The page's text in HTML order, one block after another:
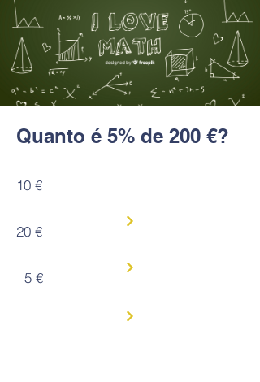
Quanto é 5% de 200 €?
10 €
20 €
5 €